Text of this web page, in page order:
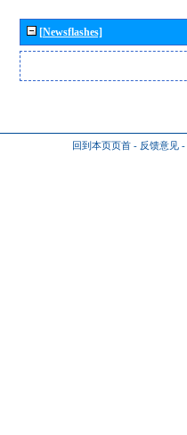
[Newsflashes]
回到本页页首 - 反馈意见 -